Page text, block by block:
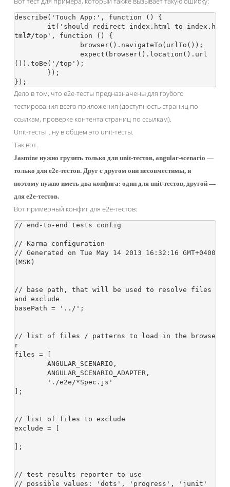
describe('Touch App:', function () {
tml#/top', function () {
()).toBe('/top');
Дело в том, что e2e-тесты предназначены для грубого
тестирования всего приложения (доступность страниц по
ссылкам, проверке контента страниц по ссылкам).
Unit-тесты .. ну в общем это unit-тесты.
Так вот.
Jasmine нужно грузить только для unit-тестов, angular-scenario —
только для e2e-тестов. Друг с другом они несовместимы, и
поэтому нужно иметь два конфига: один для unit-тестов, другой —
для e2e-тестов.
Вот примерный конфиг для e2e-тестов:
// end-to-end tests config
// Karma configuration
// Generated on Tue May 14 2013 16:32:16 GMT+0400
(MSK)
// base path, that will be used to resolve files
and exclude
basePath = '../';
// list of files / patterns to load in the browse
r
files = [
];
// list of files to exclude
exclude = [
];
// test results reporter to use
// possible values: 'dots', 'progress', 'junit'